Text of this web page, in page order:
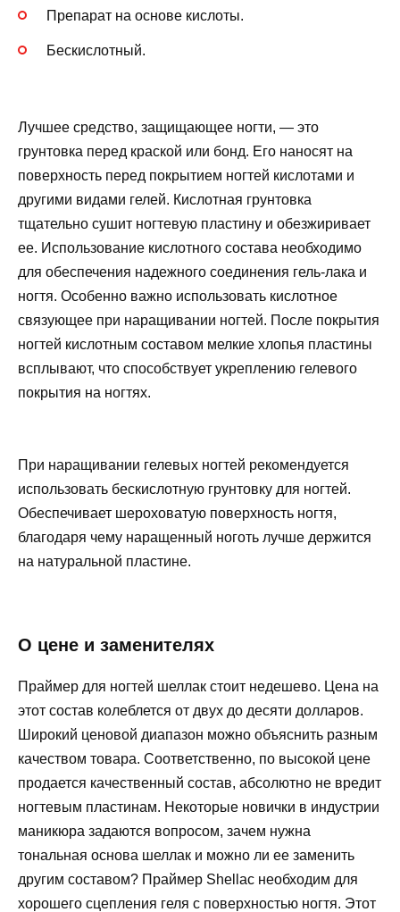
Препарат на основе кислоты.
Бескислотный.
Лучшее средство, защищающее ногти, — это
грунтовка перед краской или бонд. Его наносят на
поверхность перед покрытием ногтей кислотами и
другими видами гелей. Кислотная грунтовка
тщательно сушит ногтевую пластину и обезжиривает
ее. Использование кислотного состава необходимо
для обеспечения надежного соединения гель-лака и
ногтя. Особенно важно использовать кислотное
связующее при наращивании ногтей. После покрытия
ногтей кислотным составом мелкие хлопья пластины
всплывают, что способствует укреплению гелевого
покрытия на ногтях.
При наращивании гелевых ногтей рекомендуется
использовать бескислотную грунтовку для ногтей.
Обеспечивает шероховатую поверхность ногтя,
благодаря чему наращенный ноготь лучше держится
на натуральной пластине.
О цене и заменителях
Праймер для ногтей шеллак стоит недешево. Цена на
этот состав колеблется от двух до десяти долларов.
Широкий ценовой диапазон можно объяснить разным
качеством товара. Соответственно, по высокой цене
продается качественный состав, абсолютно не вредит
ногтевым пластинам. Некоторые новички в индустрии
маникюра задаются вопросом, зачем нужна
тональная основа шеллак и можно ли ее заменить
другим составом? Праймер Shellac необходим для
хорошего сцепления геля с поверхностью ногтя. Этот